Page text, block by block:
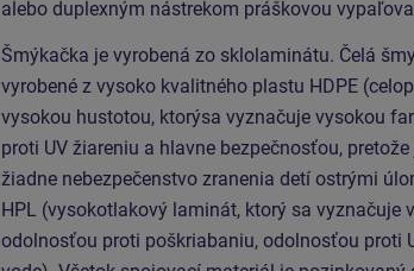
alebo duplexným nástrekom práškovou
Šmýkačka je vyrobená zo sklolaminátu. Čelá
vyrobené z vysoko kvalitného plastu HDPE
vysokou hustotou, ktorýsa vyznačuje vysokou
proti UV žiareniu a hlavne bezpečnosťou,
žiadne nebezpečenstvo zranenia detí ostrými
HPL (vysokotlakový laminát, ktorý sa vyznačuje
odolnosťou proti poškriabaniu, odolnosťou proti